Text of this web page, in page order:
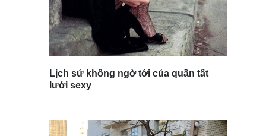
Lịch sử không ngờ tới của quần tất
lưới sexy